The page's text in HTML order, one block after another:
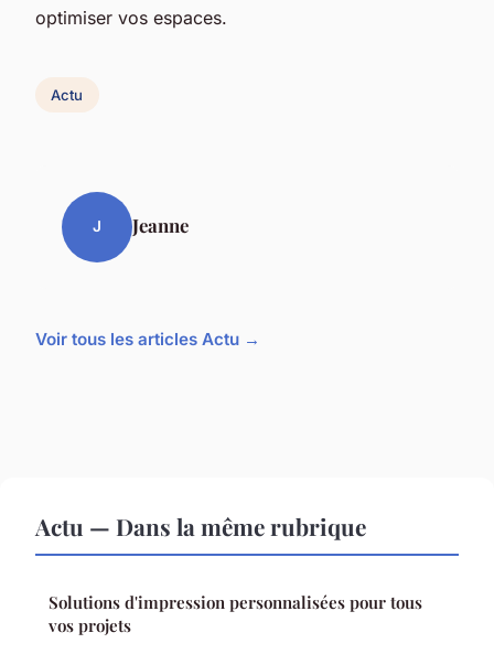
optimiser vos espaces.
Actu
J Jeanne
Voir tous les articles Actu →
Actu — Dans la même rubrique
Solutions d'impression personnalisées pour tous
vos projets